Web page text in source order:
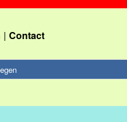
Contact